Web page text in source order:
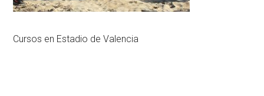
Cursos en Estadio de Valencia